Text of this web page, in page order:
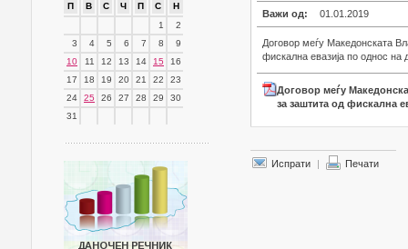
П В С Ч П С
Н
1
2
3
4 5 6 7 8
9
10
11 12 13 14 15
16
17
18 19 20 21 22
23
24
25 26 27 28 29
30
31
Важи од: 01.01.2019
Договор меѓу Македонската
фискална евазија по однос на
Договор меѓу
за заштита од фискална
Испрати | Печати